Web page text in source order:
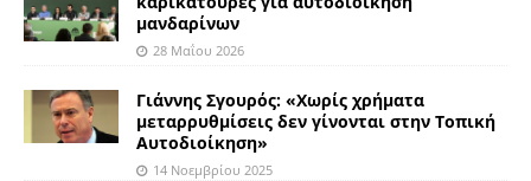
μανδαρίνων
28 Μαΐου 2026
Γιάννης Σγουρός: «Χωρίς χρήματα
μεταρρυθμίσεις δεν γίνονται στην Τοπική
Αυτοδιοίκηση»
14 Νοεμβρίου 2025